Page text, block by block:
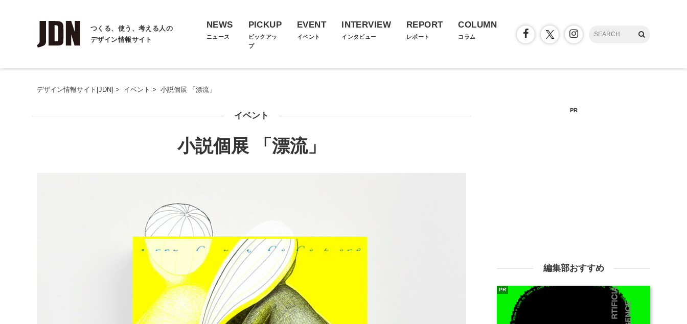
つくる、使う、考える人の
デザイン情報サイト
NEWS
ニュース
PICKUP
ピックアッ
プ
EVENT
イベント
INTERVIEW
インタビュー
REPORT
レポート
COLUMN
コラム
デザイン情報サイト[JDN] > イベント > 小説個展 「漂流」
イベント
小説個展 「漂流」
PR
編集部おすすめ
PR